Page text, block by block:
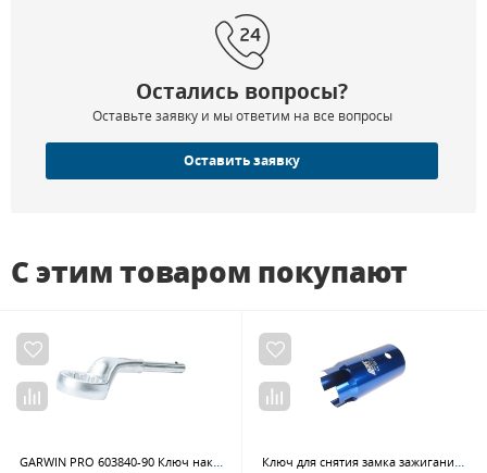
Остались вопросы?
Оставьте заявку и мы ответим на все вопросы
Оставить заявку
С этим товаром покупают
GARWIN PRO 603840-90 Ключ накидной усиленный 90 мм Ключ для снятия замка зажигания JTC 1123 (MERCEDES)